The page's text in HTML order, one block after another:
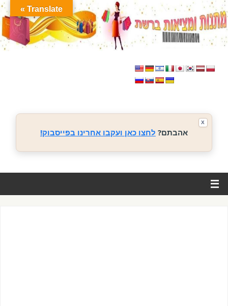
אהבתם? לחצו כאן ועקבו אחרינו בפייסבוק!
X
Translate »